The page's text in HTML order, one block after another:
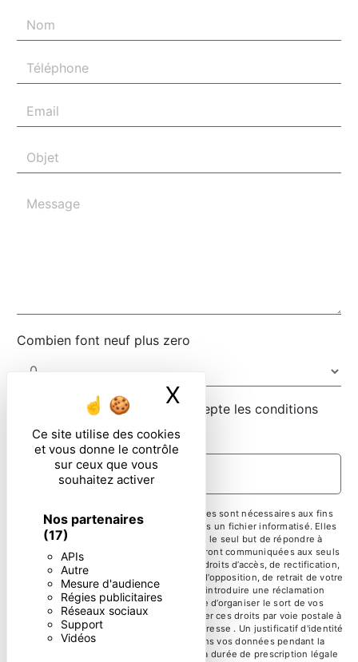
Ce site utilise des cookies
et vous donne le contrôle
sur ceux que vous
souhaitez activer
Nos partenaires
(17)
APIs
Autre
Mesure d'audience
Régies publicitaires
Réseaux sociaux
Support
Vidéos
X Masquer le
Combien font neuf plus zero
En cochant cette case, j'accepte les conditions
particulières ci-dessous **
ENVOYER
** Les données personnelles communiquées sont nécessaires aux fins
de vous contacter et sont enregistrées dans un fichier informatisé. Elles
sont destinées à et ses sous-traitants dans le seul but de répondre à
votre message. Les données collectées seront communiquées aux seuls
destinataires suivants: . Vous disposez de droits d’accès, de rectification,
d’effacement, de portabilité, de limitation, d’opposition, de retrait de votre
consentement à tout moment et du droit d’introduire une réclamation
auprès d’une autorité de contrôle, ainsi que d’organiser le sort de vos
données post-mortem. Vous pouvez exercer ces droits par voie postale à
l'adresse ou par courrier électronique à l'adresse . Un justificatif d'identité
pourra vous être demandé. Nous conservons vos données pendant la
période de prise de contact puis pendant la durée de prescription légale